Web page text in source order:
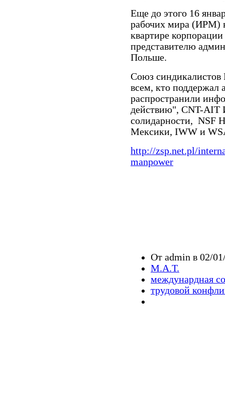
Еще до этого 16
рабочих мира (ИРМ)
квартире
представителю
Польше.
Союз синдикалистов
всем, кто поддержал
распространили
действию", CNT-AIT
солидарности, NSF
Мексики, IWW и
http://zsp.net.pl/
manpower
От admin в 02/
М.А.Т.
междунардная
трудовой